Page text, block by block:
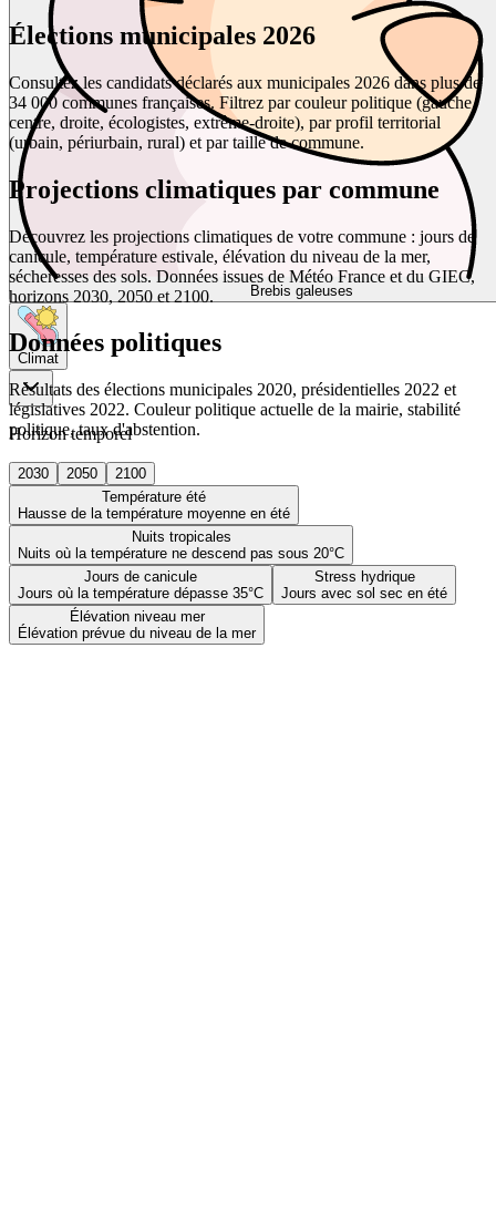
Brebis galeuses
Climat
Horizon temporel
2030 2050
2100
Température été
Hausse de la température moyenne en été
Nuits tropicales
Nuits où la température ne descend pas sous 20°C
Jours de canicule
Jours où la température dépasse 35°C
Stress hydrique
Jours avec sol sec en été
Élévation niveau mer
Élévation prévue du niveau de la mer
Élections municipales 2026
Consultez les candidats déclarés aux municipales 2026 dans plus de
34 000 communes françaises. Filtrez par couleur politique (gauche,
centre, droite, écologistes, extrême-droite), par profil territorial
(urbain, périurbain, rural) et par taille de commune.
Projections climatiques par commune
Découvrez les projections climatiques de votre commune : jours de
canicule, température estivale, élévation du niveau de la mer,
sécheresses des sols. Données issues de Météo France et du GIEC,
horizons 2030, 2050 et 2100.
Données politiques
Résultats des élections municipales 2020, présidentielles 2022 et
législatives 2022. Couleur politique actuelle de la mairie, stabilité
politique, taux d'abstention.